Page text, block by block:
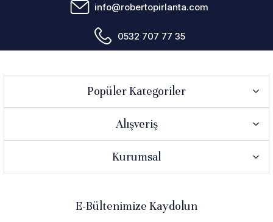
info@robertopirlanta.com
0532 707 77 35
Popüler Kategoriler
Alışveriş
Kurumsal
E-Bültenimize Kaydolun